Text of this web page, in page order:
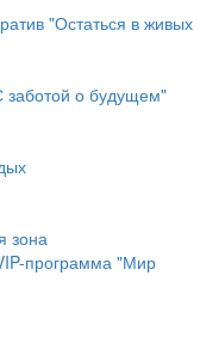
"Остаться в живых
заботой о будущем"
зона
программа "Мир